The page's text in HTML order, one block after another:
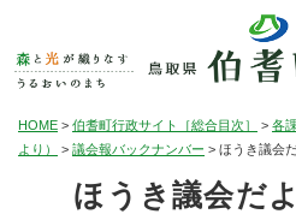
HOME > 伯耆町行政サイト［総合目次］ > 各
より）
> 議会報バックナンバー > ほうき議会
ほうき議会だ